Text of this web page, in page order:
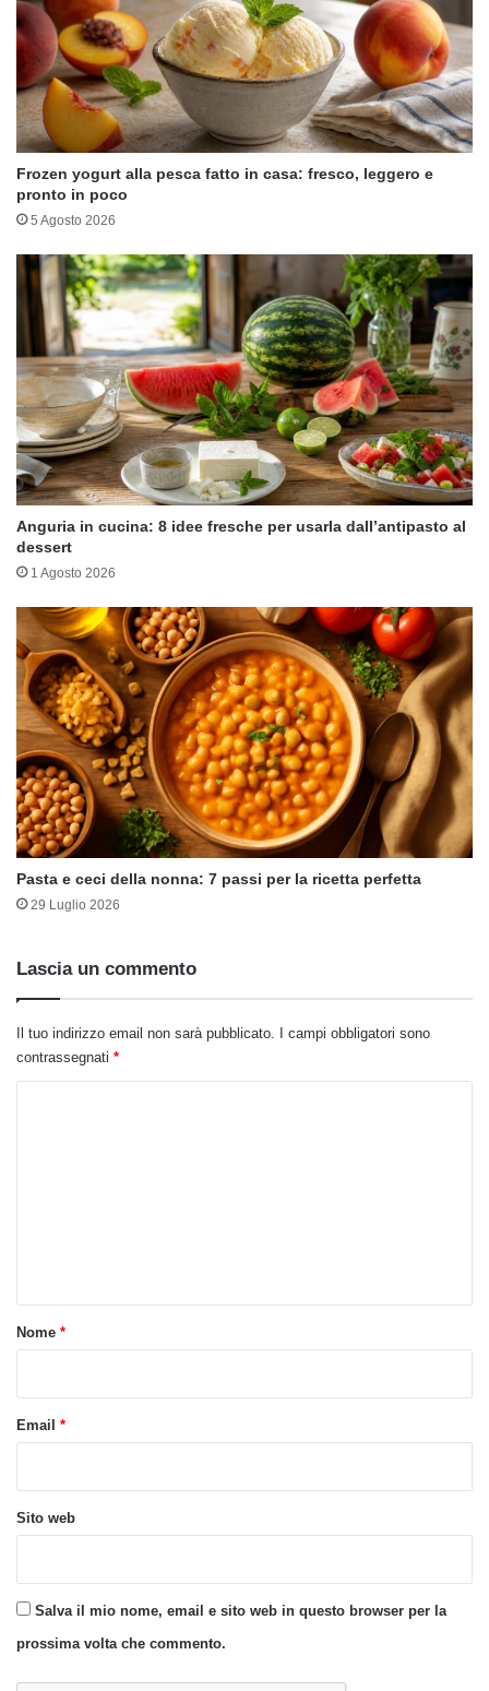
Frozen yogurt alla pesca fatto in casa: fresco, leggero e
pronto in poco
5 Agosto 2026
Anguria in cucina: 8 idee fresche per usarla dall’antipasto al
dessert
1 Agosto 2026
Pasta e ceci della nonna: 7 passi per la ricetta perfetta
29 Luglio 2026
Lascia un commento
Il tuo indirizzo email non sarà pubblicato.
I campi obbligatori sono
contrassegnati *
oNome *
Email *
Sito web
Salva il mio nome, email e sito web in questo browser per la
prossima volta che commento.